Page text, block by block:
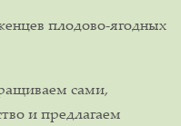
плодово-ягодных
сами,
и предлагаем